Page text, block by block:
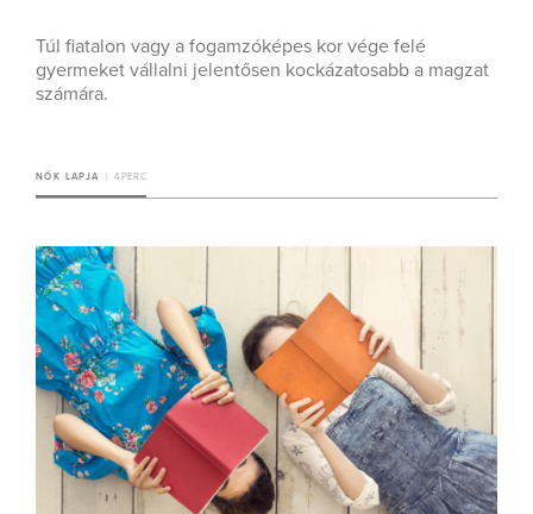
Túl fiatalon vagy a fogamzóképes kor vége felé
gyermeket vállalni jelentősen kockázatosabb a magzat
számára.
NŐK LAPJA 4 PERC